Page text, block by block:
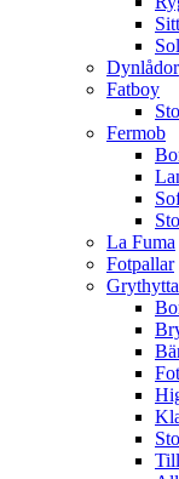
Dynlådor
Fatboy
Fermob
La Fuma
Fotpallar